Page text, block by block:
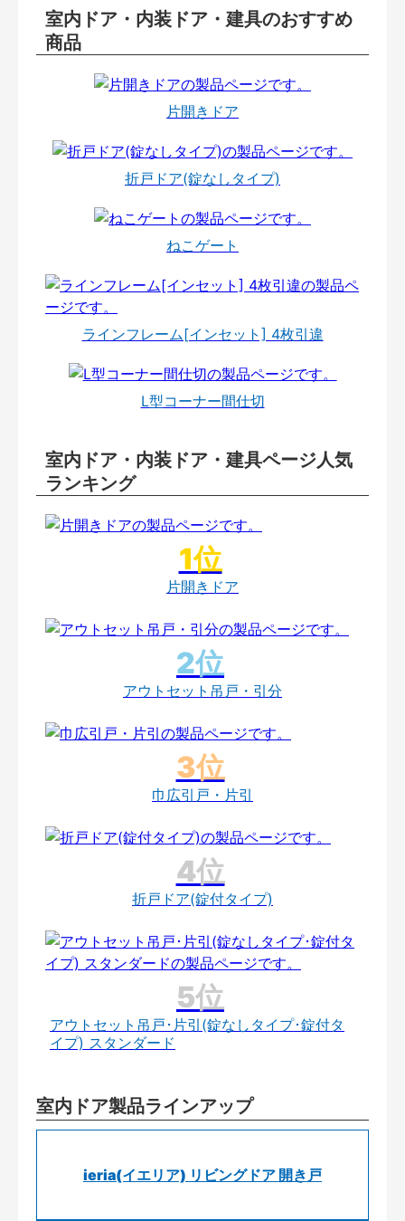
室内ドア・内装ドア・建具のおすすめ
商品
片開きドア
折戸ドア(錠なしタイプ)
ねこゲート
ラインフレーム[インセット] 4枚引違
L型コーナー間仕切
室内ドア・内装ドア・建具ページ人気
ランキング
片開きドア
アウトセット吊戸・引分
巾広引戸・片引
折戸ドア(錠付タイプ)
アウトセット吊戸･片引(錠なしタイプ･錠付タ
イプ) スタンダード
室内ドア製品ラインアップ
ieria(イエリア) リビングドア 開き戸